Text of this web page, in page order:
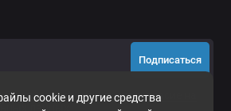
cookie и другие средства
Подписаться
Вы даетесогласие на
данных.